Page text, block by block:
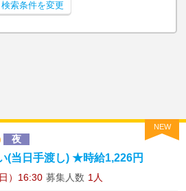
検索条件を変更
NEW
夜
(当日手渡し) ★時給1,226円
）16:30 募集人数 1人